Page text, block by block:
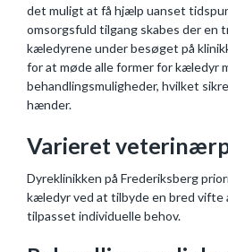
det muligt at få hjælp uanset
omsorgsfuld tilgang skabes der en
kæledyrene under besøget på
for at møde alle former for kæledyr
behandlingsmuligheder, hvilket
hænder.
Varieret
Dyreklinikken på Frederiksberg
kæledyr ved at tilbyde en bred vifte
tilpasset individuelle behov.